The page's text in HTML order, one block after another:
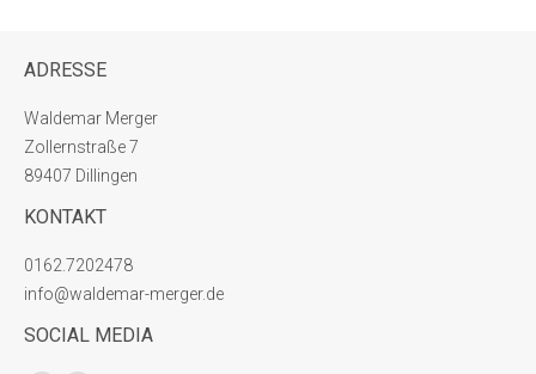
ADRESSE
Waldemar Merger
Zollernstraße 7
89407 Dillingen
KONTAKT
0162.7202478
info@waldemar-merger.de
SOCIAL MEDIA